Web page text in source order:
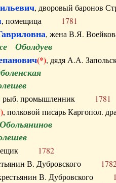
, дворовый баронов
, помещица 1781
, жена В.Я.
Оболдуев
(*), дядя А.А.
рыб. промышленник 1781
, полковой писарь Каргопол.
1782
В. Дубровского
В. Дубровского